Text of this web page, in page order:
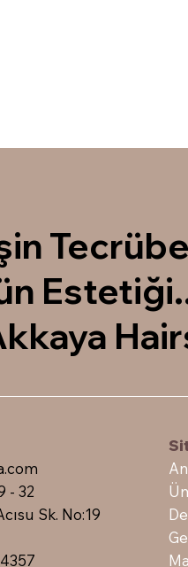
- 32
Sk. No:19